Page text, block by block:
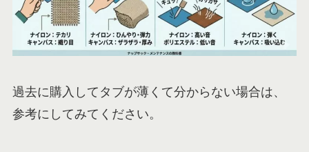
過去に購入してタブが薄くて分からない場合は、
参考にしてみてください。